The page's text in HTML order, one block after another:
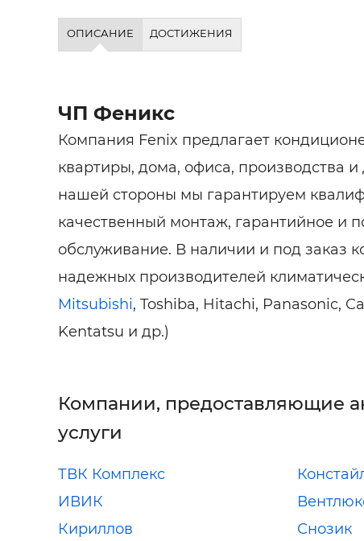
ОПИСАНИЕ ДОСТИЖЕНИЯ
ЧП Феникс
Компания Fenix предлагает
квартиры, дома, офиса, производства
нашей стороны мы гарантируем
качественный монтаж, гарантийное и
обслуживание. В наличии и под заказ
надежных производителей
Mitsubishi, Toshiba, Hitachi, Panasonic,
Kentatsu и др.)
Компании, предоставляющие
услуги
ТВК Комплекс
ИВИК
Кириллов
Снозик